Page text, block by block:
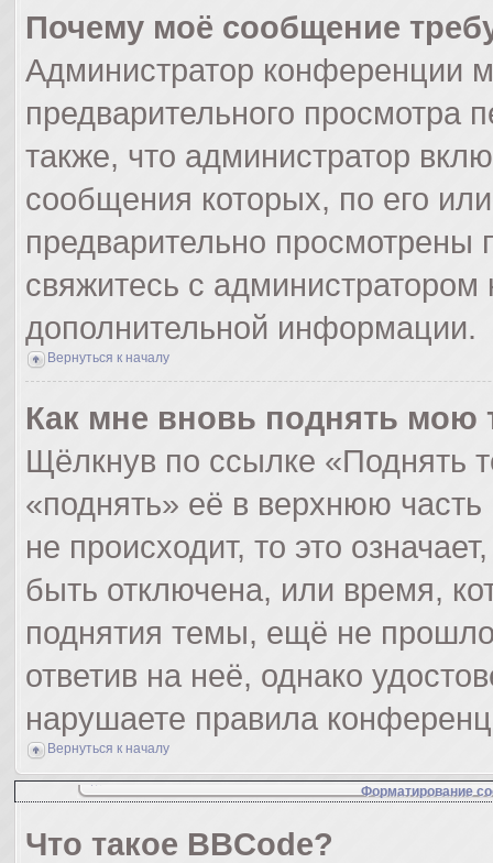
Почему моё сообщение
Администратор конференции
предварительного просмотра
также, что администратор
сообщения которых, по его
предварительно просмотрены
свяжитесь с
дополнительной информации.
Вернуться к началу
Как мне вновь поднять мою
Щёлкнув по ссылке «Поднять
«поднять» её в верхнюю
не происходит, то это
быть отключена, или время,
поднятия темы, ещё не
ответив на неё, однако
нарушаете правила
Вернуться к началу
Форматирование
Что такое BBCode?